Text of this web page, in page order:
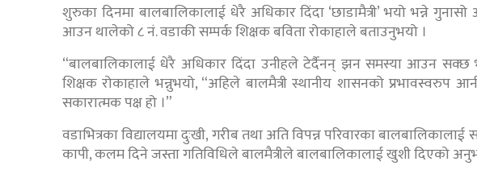
शुरुका दिनमा बालबालिकालाई धेरै अधिकार दिंदा ‘छाडामैत्री’ भयो भन्ने
आउन थालेको ८ नं. वडाकी सम्पर्क शिक्षक बविता रोकाहाले बताउनुभयो ।
“बालबालिकालाई धेरै अधिकार दिंदा उनीहले टेर्दैनन् झन समस्या आउन सक्छ
शिक्षक रोकाहाले भन्नुभयो, “अहिले बालमैत्री स्थानीय शासनको प्रभावस्वरुप
सकारात्मक पक्ष हो ।”
वडाभित्रका विद्यालयमा दुःखी, गरीब तथा अति विपन्न परिवारका
कापी, कलम दिने जस्ता गतिविधिले बालमैत्रीले बालबालिकालाई खुशी दिएको